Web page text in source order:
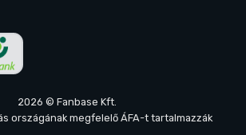
2026 © Fanbase Kft.
országának megfelelő ÁFA-t tartalmazzák